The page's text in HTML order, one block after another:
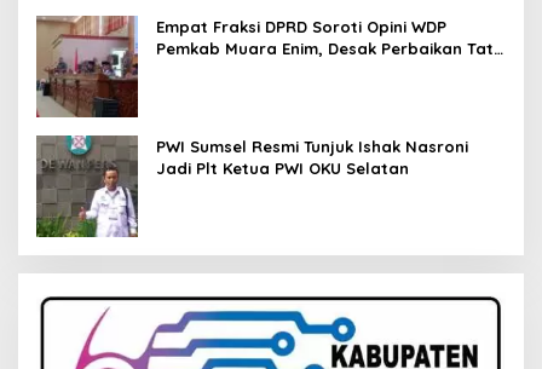
Empat Fraksi DPRD Soroti Opini WDP
Pemkab Muara Enim, Desak Perbaikan Tata
PWI Sumsel Resmi Tunjuk Ishak Nasroni
Jadi Plt Ketua PWI OKU Selatan